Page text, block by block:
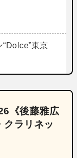
東京
後藤雅広
ラリネッ